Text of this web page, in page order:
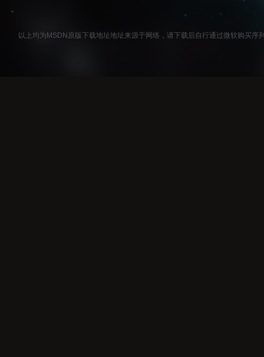
以上均为MSDN原版下载地址地址来源于网络，请下载后自行通过微软购买